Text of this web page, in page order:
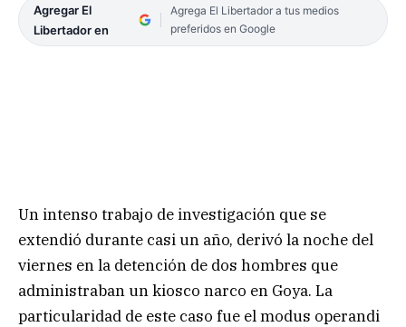
Agregar El
Libertador en
Agrega El Libertador a tus medios
preferidos en Google
Un intenso trabajo de investigación que se
extendió durante casi un año, derivó la noche del
viernes en la detención de dos hombres que
administraban un kiosco narco en Goya. La
particularidad de este caso fue el modus operandi